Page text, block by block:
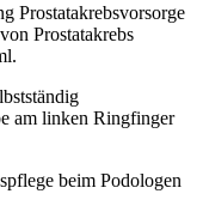
Prostatakrebsvorsorge
Prostatakrebs
am linken Ringfinger
beim Podologen